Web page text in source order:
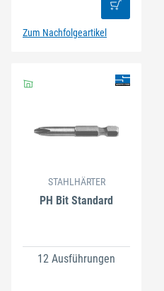
Zum Nachfolgeartikel
STAHLHÄRTER
PH Bit Standard
12 Ausführungen